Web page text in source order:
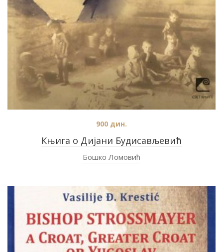
Књига о Дијани Будисављевић
900 дин.
Бошко Ломовић